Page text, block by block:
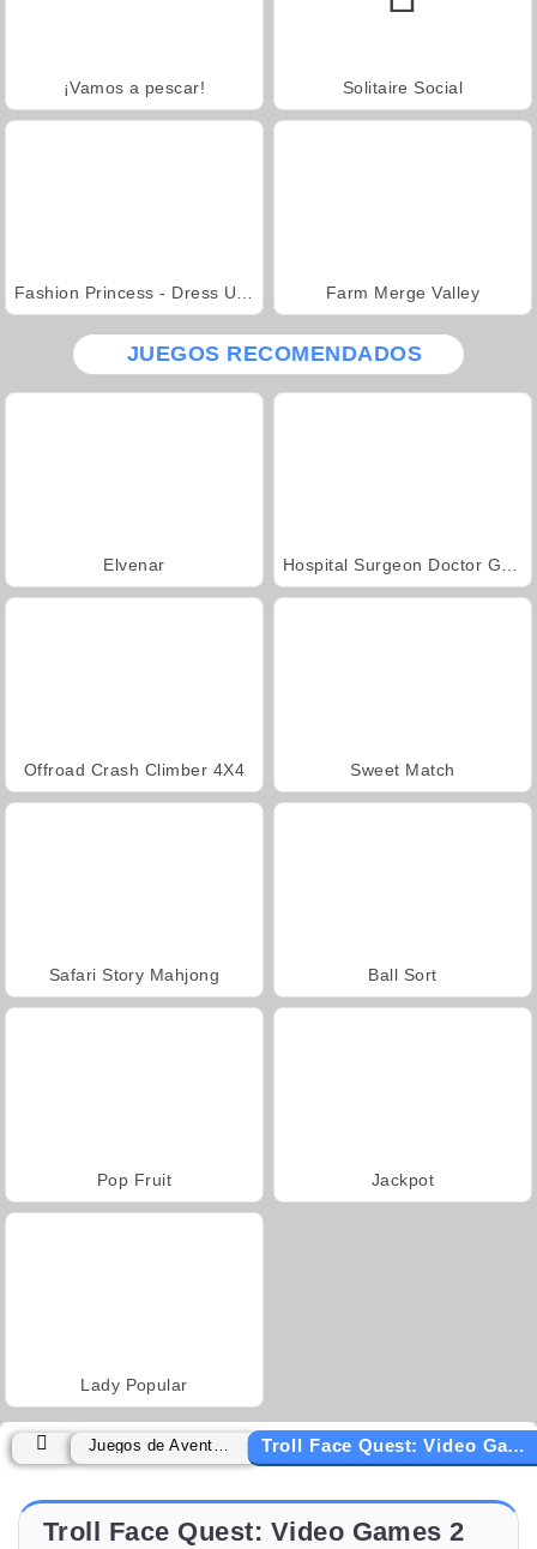
¡Vamos a pescar! Solitaire Social
Farm Merge Valley
JUEGOS RECOMENDADOS
Elvenar
Offroad Crash Climber 4X4 Sweet Match
Safari Story Mahjong Ball Sort
Pop Fruit Jackpot
Lady Popular
Troll Face Quest: Video Games 2
Troll Face Quest: Video Games 2